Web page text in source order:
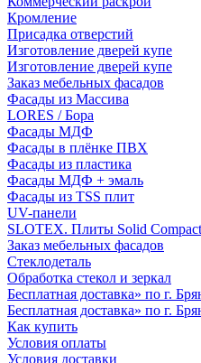
Кромление
Присадка отверстий
Изготовление дверей купе
Изготовление дверей купе
Заказ мебельных фасадов
Фасады из Массива
LORES / Бора
Фасады МДФ
Фасады в плёнке ПВХ
Фасады из пластика
Фасады МДФ + эмаль
Фасады из TSS плит
UV-панели
SLOTEX. Плиты Solid Compact
Заказ мебельных фасадов
Стеклодеталь
Обработка стекол и зеркал
Бесплатная доставка» по г.
Бесплатная доставка» по г.
Как купить
Условия оплаты
Условия доставки